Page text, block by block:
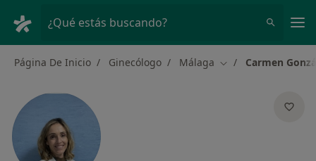
¿Qué estás buscando?
Página De Inicio Ginecólogo Málaga Cambiar de ciudad
Carmen